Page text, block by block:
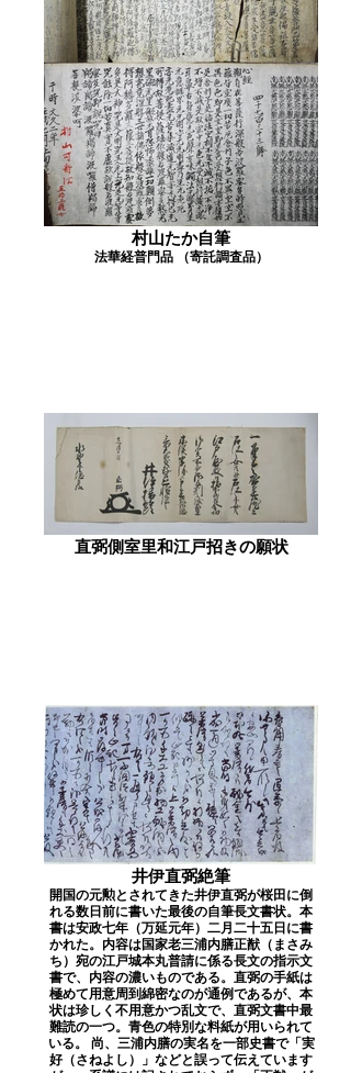
村山たか自筆
法華経普門品 （寄託調査品）
直弼側室里和江戸招きの願状
井伊直弼絶筆
開国の元勲とされてきた井伊直弼が桜田に倒
れる数日前に書いた最後の自筆長文書状。本
書は安政七年（万延元年）二月二十五日に書
かれた。内容は国家老三浦内膳正猷（まさみ
ち）宛の江戸城本丸普請に係る長文の指示文
書で、内容の濃いものである。直弼の手紙は
極めて用意周到綿密なのが通例であるが、本
状は珍しく不用意かつ乱文で、直弼文書中最
難読の一つ。青色の特別な料紙が用いられて
いる。 尚、三浦内膳の実名を一部史書で「実
好（さねよし）」などと誤って伝えています